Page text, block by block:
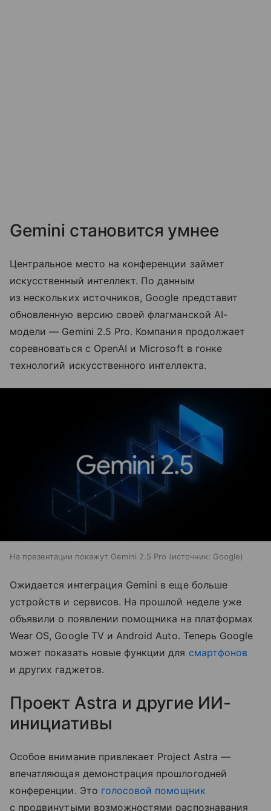
Gemini становится умнее
Центральное место на конференции займет
искусственный интеллект. По данным
из нескольких источников, Google представит
обновленную версию своей флагманской AI-
модели — Gemini 2.5 Pro. Компания продолжает
соревноваться с OpenAI и Microsoft в гонке
технологий искусственного интеллекта.
На презентации покажут Gemini 2.5 Pro источник: Google
Ожидается интеграция Gemini в еще больше
устройств и сервисов. На прошлой неделе уже
объявили о появлении помощника на платформах
Wear OS, Google TV и Android Auto. Теперь Google
может показать новые функции для смартфонов
и других гаджетов.
Проект Astra и другие ИИ-
инициативы
Особое внимание привлекает Project Astra —
впечатляющая демонстрация прошлогодней
конференции. Это голосовой помощник
с продвинутыми возможностями распознавания